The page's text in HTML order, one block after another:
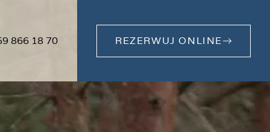
866 18 70 REZERWUJ ONLINE